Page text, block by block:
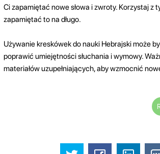
Ci zapamiętać nowe słowa i zwroty. Korzystaj z
zapamiętać to na długo.
Używanie kreskówek do nauki Hebrajski może
poprawić umiejętności słuchania i wymowy.
materiałów uzupełniających, aby wzmocnić